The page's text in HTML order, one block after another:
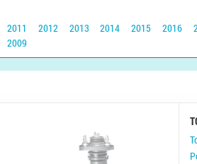
2011 2012 2013 2014 2015 2016
2009